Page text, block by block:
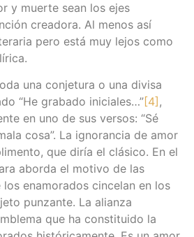
y muerte sean los ejes
creadora. Al menos así
pero está muy lejos como
conjetura o una divisa
“He grabado iniciales…”[4] ,
en uno de sus versos: “Sé
cosa”. La ignorancia de amor
que diría el clásico. En el
aborda el motivo de las
enamorados cincelan en los
punzante. La alianza
que ha constituido la